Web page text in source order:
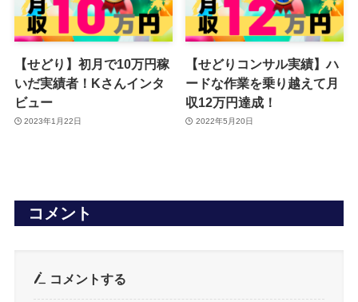
【せどり】初月で10万円稼
いだ実績者！Kさんインタ
ビュー
2023年1月22日
【せどりコンサル実績】ハ
ードな作業を乗り越えて月
収12万円達成！
2022年5月20日
コメント
コメントする